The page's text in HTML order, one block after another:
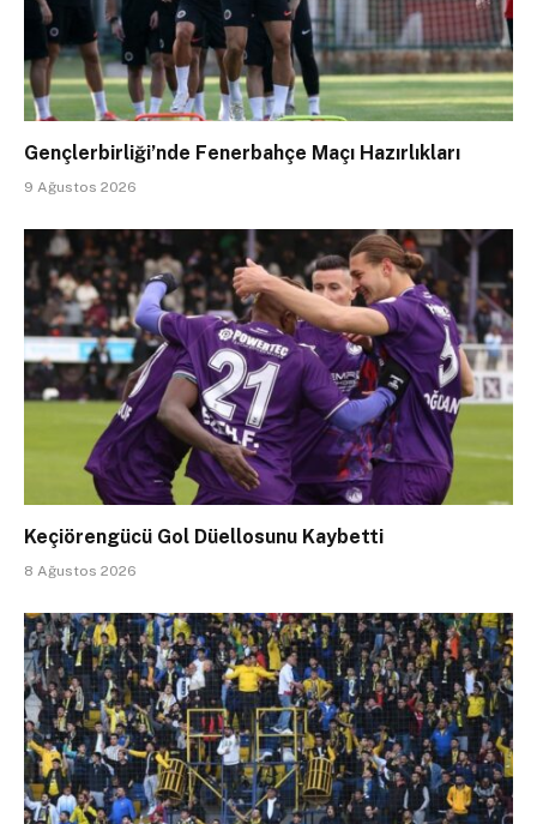
Gençlerbirliği’nde Fenerbahçe Maçı Hazırlıkları
9 Ağustos 2026
Keçiörengücü Gol Düellosunu Kaybetti
8 Ağustos 2026